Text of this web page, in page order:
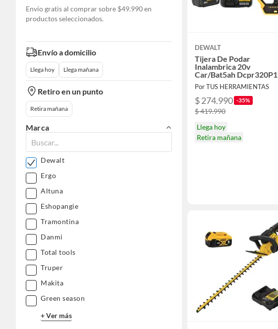
Envío gratis al comprar sobre $49.990 en
productos seleccionados.
Envío a domicilio
Llega hoy Llega mañana
Retiro en un punto
Retira mañana
Marca
Dewalt
Ergo
Altuna
Eshopangie
Tramontina
Danmi
Total tools
Truper
Makita
Green season
+ Ver más
DEWALT
Tijera De Podar
Inalambrica 20v
Car/Bat5ah Dcpr320P1
Por TUS HERRAMIENTAS
$ 274.990 -35%
$ 419.990
Llega hoy
Retira mañana